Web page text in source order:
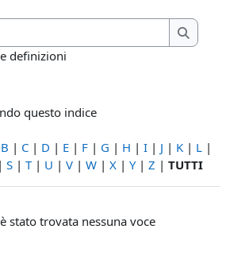
Cerca
Cerca
definizioni
questo indice
B | C | D | E | F | G | H | I | J | K | L |
| S | T| U | V | W | X | Y| Z | TUTTI
stato trovata nessuna voce